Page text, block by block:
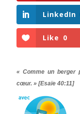
LinkedIn
Like 0
« Comme un berger
cœur. » [Esaïe 40:11]